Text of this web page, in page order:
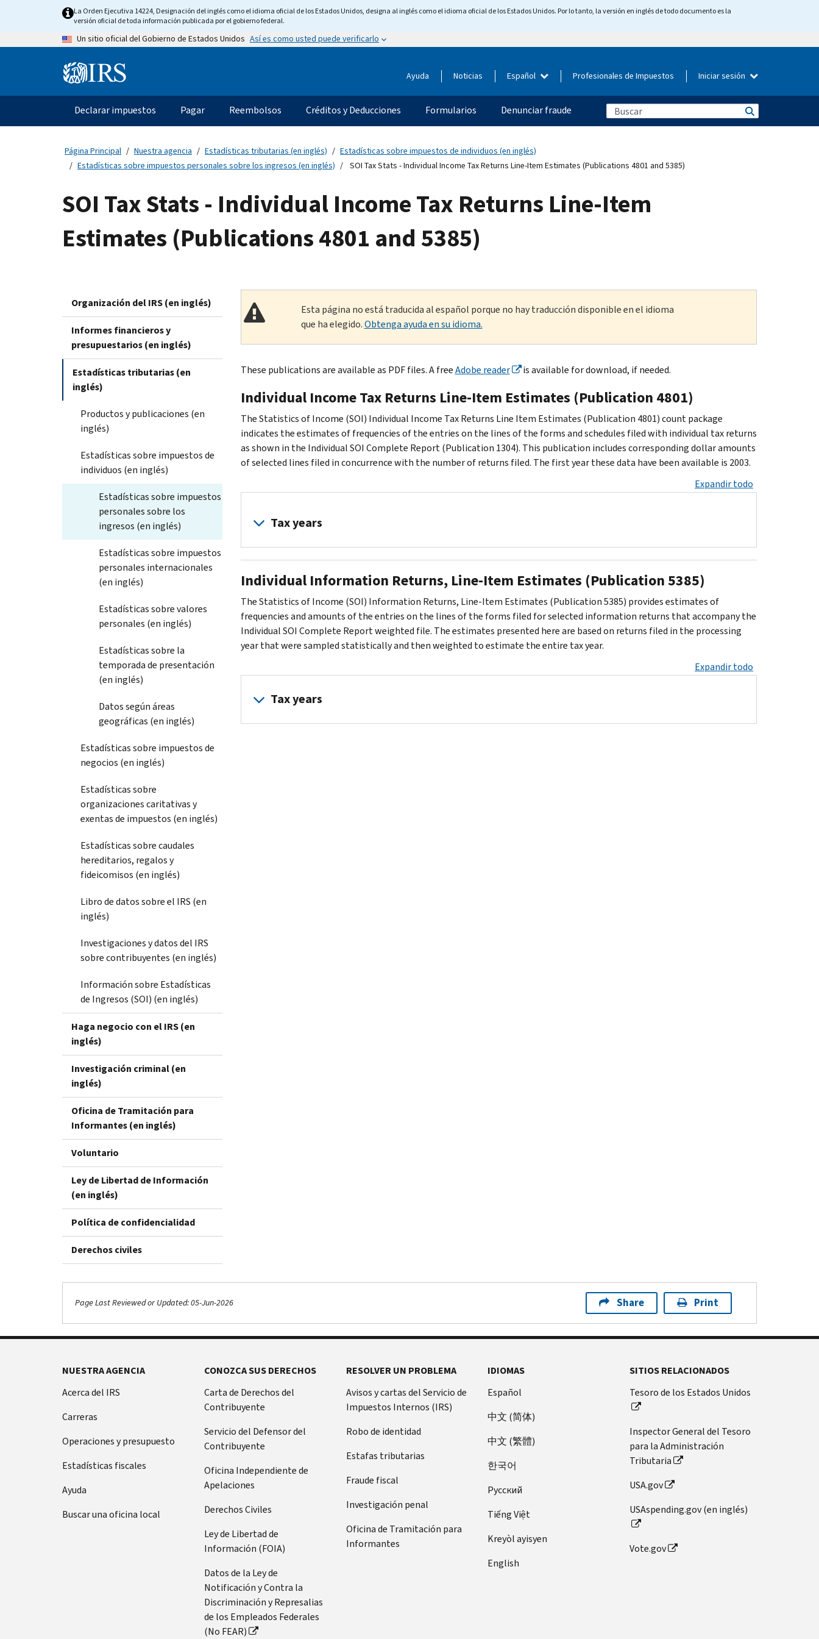
content
La Orden Ejecutiva 14224, Designación del inglés como el idioma oficial de los Estados Unidos, designa al inglés como el idioma oficial de los Estados Unidos. Por lo tanto, la versión en inglés de todo documento es la
versión oficial de toda información publicada por el gobierno federal.
Un sitio oficial del Gobierno de Estados Unidos Así es como usted puede verificarlo
Information Ayuda Noticias Español Profesionales de Impuestos Iniciar sesión
Navegación
principal
Declarar impuestos Pagar Reembolsos Créditos y Deducciones Formularios Denunciar fraude
Página Principal Nuestra agencia Estadísticas tributarias (en inglés)
Estadísticas sobre impuestos de individuos (en inglés)
Estadísticas sobre impuestos personales sobre los ingresos (en inglés)
SOI Tax Stats - Individual Income Tax Returns Line-Item Estimates (Publications 4801 and 5385)
SOI Tax Stats - Individual Income Tax Returns Line-Item
Estimates (Publications 4801 and 5385)
Organización del IRS (en inglés)
Informes financieros y
presupuestarios (en inglés)
Estadísticas tributarias (en
inglés)
Productos y publicaciones (en
inglés)
Estadísticas sobre impuestos de
individuos (en inglés)
Estadísticas sobre impuestos
personales sobre los
ingresos (en inglés)
Estadísticas sobre impuestos
personales internacionales
(en inglés)
Estadísticas sobre valores
personales (en inglés)
Estadísticas sobre la
temporada de presentación
(en inglés)
Datos según áreas
geográficas (en inglés)
Estadísticas sobre impuestos de
negocios (en inglés)
Estadísticas sobre
organizaciones caritativas y
exentas de impuestos (en inglés)
Estadísticas sobre caudales
hereditarios, regalos y
fideicomisos (en inglés)
Libro de datos sobre el IRS (en
inglés)
Investigaciones y datos del IRS
sobre contribuyentes (en inglés)
Información sobre Estadísticas
de Ingresos (SOI) (en inglés)
Haga negocio con el IRS (en
inglés)
Investigación criminal (en
inglés)
Oficina de Tramitación para
Informantes (en inglés)
Voluntario
Ley de Libertad de Información
(en inglés)
Política de confidencialidad
Derechos civiles
Esta página no está traducida al español porque no hay traducción disponible en el idioma
que ha elegido.Obtenga ayuda en su idioma.
These publications are available as PDF files. A freeAdobe reader is available for download, if needed.
Individual Income Tax Returns Line-Item Estimates (Publication 4801)
The Statistics of Income (SOI) Individual Income Tax Returns Line Item Estimates (Publication 4801) count package
indicates the estimates of frequencies of the entries on the lines of the forms and schedules filed with individual tax returns
as shown in the Individual SOI Complete Report (Publication 1304). This publication includes corresponding dollar amounts
of selected lines filed in concurrence with the number of returns filed. The first year these data have been available is 2003.
Expandir todo
Tax years
2022
2021
PDF
2020
2018
Individual Information Returns, Line-Item Estimates (Publication 5385)
The Statistics of Income (SOI) Information Returns, Line-Item Estimates (Publication 5385) provides estimates of
frequencies and amounts of the entries on the lines of the forms filed for selected information returns that accompany the
Individual SOI Complete Report weighted file. The estimates presented here are based on returns filed in the processing
year that were sampled statistically and then weighted to estimate the entire tax year.
Expandir todo
Tax years
Page Last Reviewed or Updated: 05-Jun-2026 Share Print
NUESTRA AGENCIA
Acerca del IRS
Carreras
Operaciones y presupuesto
Estadísticas fiscales
Ayuda
Buscar una oficina local
CONOZCA SUS DERECHOS
Carta de Derechos del
Contribuyente
Servicio del Defensor del
Contribuyente
Oficina Independiente de
Apelaciones
Derechos Civiles
Ley de Libertad de
Información (FOIA)
Datos de la Ley de
Notificación y Contra la
Discriminación y Represalias
de los Empleados Federales
(No FEAR)
RESOLVER UN PROBLEMA
Avisos y cartas del Servicio de
Impuestos Internos (IRS)
Robo de identidad
Estafas tributarias
Fraude fiscal
Investigación penal
Oficina de Tramitación para
Informantes
IDIOMAS
Español
中文 (简体)
中文 (繁體)
한국어
Pусский
Tiếng Việt
Kreyòl ayisyen
English
SITIOS RELACIONADOS
Tesoro de los Estados Unidos
Inspector General del Tesoro
para la Administración
Tributaria
USA.gov
USAspending.gov (en inglés)
Vote.gov